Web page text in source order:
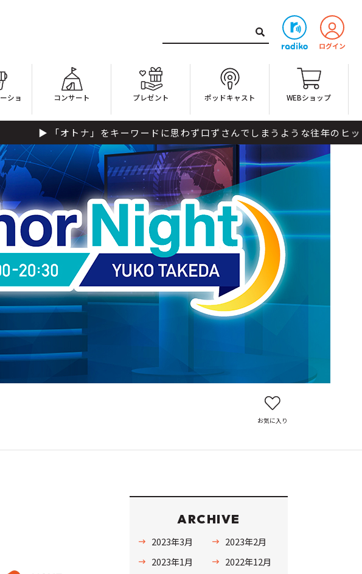
ショ
コンサート プレゼント ポッドキャスト WEBショップ
トナ」をキーワードに思わず口ずさんでしまうような往年のヒット曲や懐か
お気に入り
ARCHIVE
2023年3月
2023年2月
2023年1月
2022年12月